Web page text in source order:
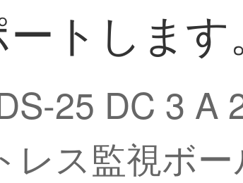
トします。
25 DC 3
レス監視ボ